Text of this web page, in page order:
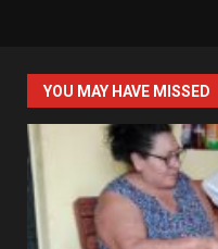
YOU MAY HAVE MISSED